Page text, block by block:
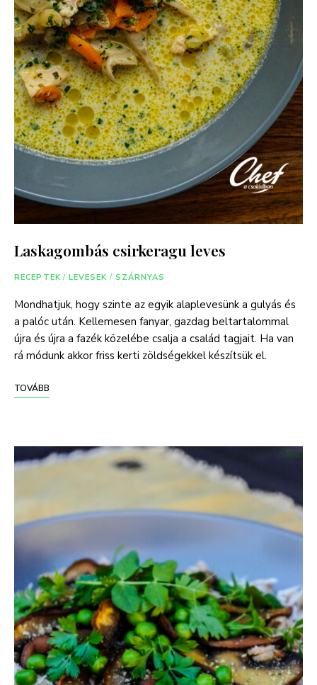
Laskagombás csirkeragu leves
RECEPTEK / LEVESEK / SZÁRNYAS
Mondhatjuk, hogy szinte az egyik alaplevesünk a gulyás és
a palóc után. Kellemesen fanyar, gazdag beltartalommal
újra és újra a fazék közelébe csalja a család tagjait. Ha van
rá módunk akkor friss kerti zöldségekkel készítsük el.
TOVÁBB